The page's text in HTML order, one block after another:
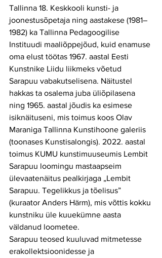
Tallinna 18. Keskkooli kunsti- ja
joonestusõpetaja ning aastakese (1981–
1982) ka Tallinna Pedagoogilise
Instituudi maaliõppejõud, kuid enamuse
oma elust töötas 1967. aastal Eesti
Kunstnike Liidu liikmeks võetud
Sarapuu vabakutselisena. Näitustel
hakkas ta osalema juba üliõpilasena
ning 1965. aastal jõudis ka esimese
isiknäituseni, mis toimus koos Olav
Maraniga Tallinna Kunstihoone galeriis
(toonases Kunstisalongis). 2022. aastal
toimus KUMU kunstimuuseumis Lembit
Sarapuu loomingu mastaapseim
ülevaatenäitus pealkirjaga „Lembit
Sarapuu. Tegelikkus ja tõelisus”
(kuraator Anders Härm), mis võttis kokku
kunstniku üle kuuekümne aasta
väldanud loometee.
Sarapuu teosed kuuluvad mitmetesse
erakollektsioonidesse ja